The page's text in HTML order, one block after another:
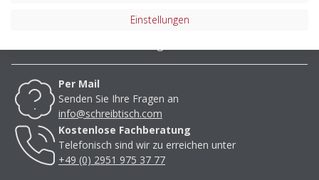
Geschäftszeiten von 08.00 - 17.00 Uhr gerne Ihre
Per Mail
Senden Sie Ihre Fragen an
info@schreibtisch.com
Kostenlose Fachberatung
Telefonisch sind wir zu erreichen unter
+49 (0) 2951 975 37 77
Einstellungen